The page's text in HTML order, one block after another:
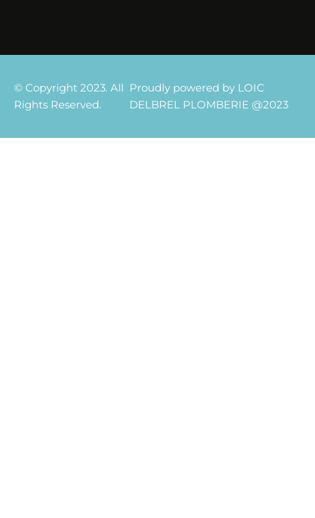
© Copyright 2023. All
Rights Reserved.
Proudly powered by LOIC
DELBREL PLOMBERIE @2023